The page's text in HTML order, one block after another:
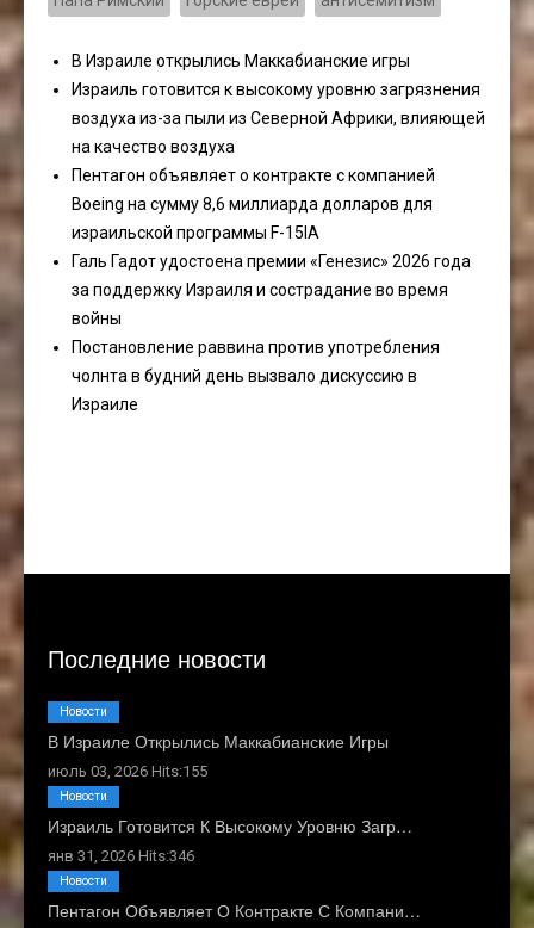
В Израиле открылись Маккабианские игры
Израиль готовится к высокому уровню загрязнения
воздуха из-за пыли из Северной Африки, влияющей
на качество воздуха
Пентагон объявляет о контракте с компанией
Boeing на сумму 8,6 миллиарда долларов для
израильской программы F-15IA
Галь Гадот удостоена премии «Генезис» 2026 года
за поддержку Израиля и сострадание во время
войны
Постановление раввина против употребления
чолнта в будний день вызвало дискуссию в
Израиле
Последние новости
В Израиле Открылись Маккабианские Игры
июль 03, 2026 Hits:155
Новости
Израиль Готовится К Высокому Уровню Загр…
янв 31, 2026 Hits:346
Новости
Пентагон Объявляет О Контракте С Компани…
Новости